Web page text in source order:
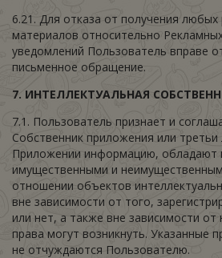
6.21. Для отказа от получения
материалов относительно
уведомлений Пользователь вправе
письменное обращение.
7. ИНТЕЛЛЕКТУАЛЬНАЯ
7.1. Пользователь признает и
Собственник приложения или
Приложении информацию, обладают
имущественными и
отношении объектов
вне зависимости от того,
или нет, а также вне зависимости от
права могут возникнуть. Указанные
не отчуждаются Пользователю.